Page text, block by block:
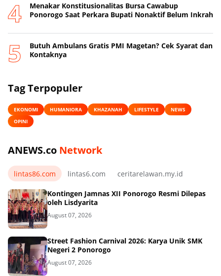
Menakar Konstitusionalitas Bursa Cawabup
Ponorogo Saat Perkara Bupati Nonaktif Belum Inkrah
Butuh Ambulans Gratis PMI Magetan? Cek Syarat dan
Kontaknya
Tag Terpopuler
EKONOMI HUMANIORA KHAZANAH LIFESTYLE
NEWS
OPINI
ANEWS.co Network
lintas86.com lintas6.com ceritarelawan.my.id
Kontingen Jamnas XII Ponorogo Resmi Dilepas
oleh Lisdyarita
August 07, 2026
Street Fashion Carnival 2026: Karya Unik SMK
Negeri 2 Ponorogo
August 07, 2026